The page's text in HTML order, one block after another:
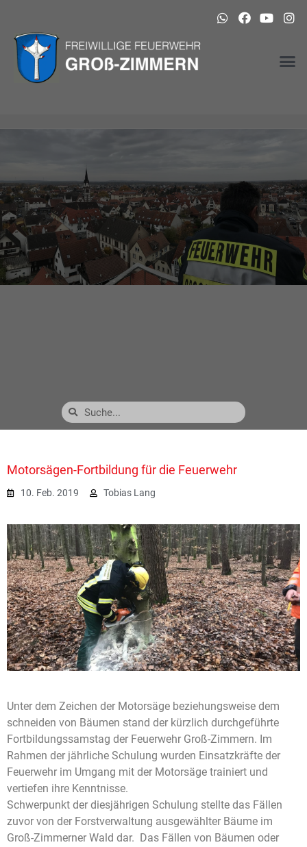
Motorsägen-Fortbildung für die Feuerwehr
10. Feb. 2019 Tobias Lang
Unter dem Zeichen der Motorsäge beziehungsweise dem
schneiden von Bäumen stand der kürzlich durchgeführte
Fortbildungssamstag der Feuerwehr Groß-Zimmern. Im
Rahmen der jährliche Schulung wurden Einsatzkräfte der
Feuerwehr im Umgang mit der Motorsäge trainiert und
vertiefen ihre Kenntnisse.
Schwerpunkt der diesjährigen Schulung stellte das Fällen
zuvor von der Forstverwaltung ausgewählter Bäume im
Groß-Zimmerner Wald dar. Das Fällen von Bäumen oder